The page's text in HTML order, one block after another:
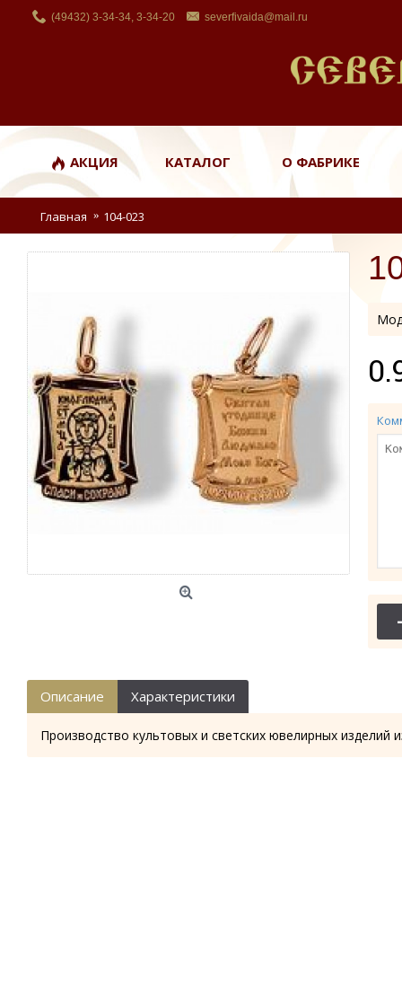
(49432) 3-34-34, 3-34-20 severfivaida@mail.ru
АКЦИЯ КАТАЛОГ О ФАБРИКЕ
Главная 104-023
-
Описание Характеристики
Производство культовых и светских ювелирных изделий